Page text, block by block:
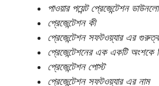
পাওয়ার পয়েন্ট প্রেজেন্টেশন
প্রেজেন্টেশন কী
প্রেজেন্টেশন সফটওয়্যার এর গুরুত্ব
প্রেজেন্টেশনের এক একটি অংশকে
প্রেজেন্টেশন পোস্ট
প্রেজেন্টেশন সফটওয়্যার এর নাম